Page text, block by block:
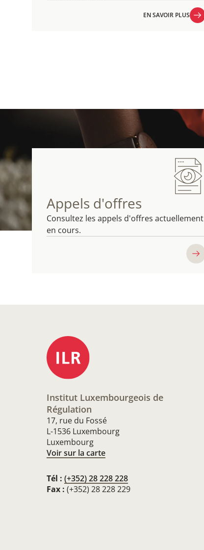
EN SAVOIR PLUS
Appels d'offres
Consultez les appels d'offres actuellement
en cours.
Institut Luxembourgeois de
Régulation
17, rue du Fossé
L-1536 Luxembourg
Luxembourg
Voir sur la carte
Tél : (+352) 28 228 228
Fax : (+352) 28 228 229